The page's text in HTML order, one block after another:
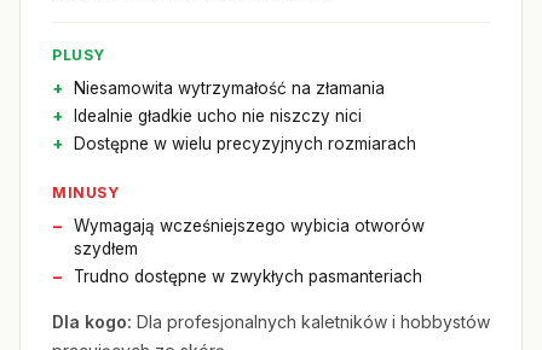
PLUSY
Niesamowita wytrzymałość na złamania
Idealnie gładkie ucho nie niszczy nici
Dostępne w wielu precyzyjnych rozmiarach
MINUSY
Wymagają wcześniejszego wybicia otworów
szydłem
Trudno dostępne w zwykłych pasmanteriach
Dla kogo: Dla profesjonalnych kaletników i hobbystów